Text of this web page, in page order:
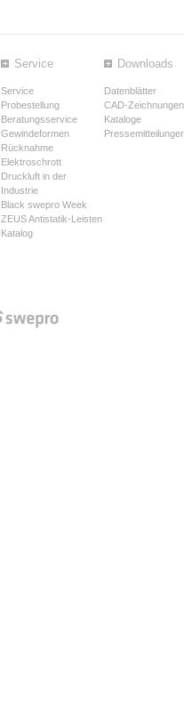
Service
Service
Probestellung
Beratungsservice
Gewindeformen
Rücknahme
Elektroschrott
Druckluft in der
Industrie
Black swepro Week
ZEUS Antistatik-Leisten
Katalog
Downloads
Datenblätter
CAD-Zeichnungen
Kataloge